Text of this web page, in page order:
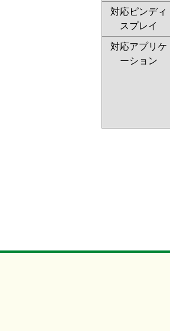
対応ピンディ
スプレイ
対応アプリケ
ーション